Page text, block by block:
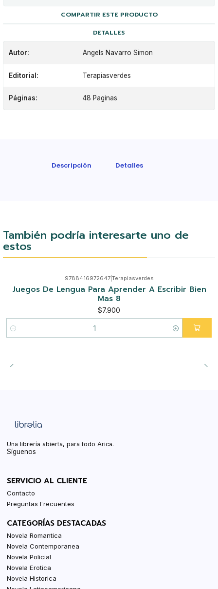
COMPARTIR ESTE PRODUCTO
DETALLES
Autor: Angels Navarro Simon
Editorial: Terapiasverdes
Páginas: 48 Paginas
Descripción Detalles
También podría interesarte uno de
estos
9788416972647| Terapiasverdes
Juegos De Lengua Para Aprender A Escribir Bien
Mas 8
$7.900
Cantidad
Una librería abierta, para todo Arica.
Síguenos
SERVICIO AL CLIENTE
Contacto
Preguntas Frecuentes
CATEGORÍAS DESTACADAS
Novela Romantica
Novela Contemporanea
Novela Policial
Novela Erotica
Novela Historica